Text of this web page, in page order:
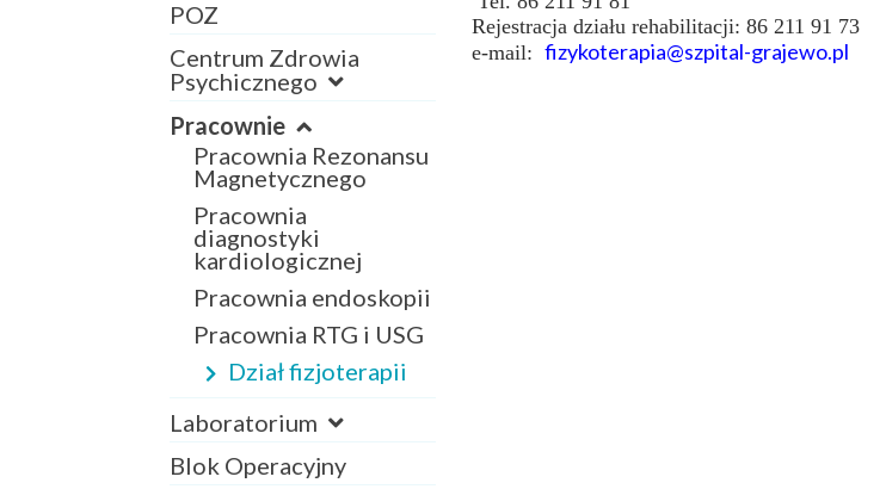
POZ
Centrum Zdrowia
Psychicznego
Pracownie
Pracownia Rezonansu
Magnetycznego
Pracownia
diagnostyki
kardiologicznej
Pracownia endoskopii
Pracownia RTG i USG
Dział fizjoterapii
Laboratorium
Blok Operacyjny
Rejestracja działu rehabilitacji: 86 211 91 73
e-mail: fizykoterapia@szpital-grajewo.pl